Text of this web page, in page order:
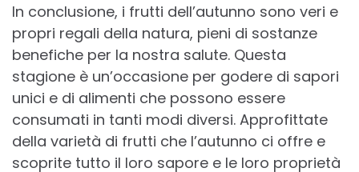
In conclusione, i frutti dell’autunno sono veri e
propri regali della natura, pieni di sostanze
benefiche per la nostra salute. Questa
stagione è un’occasione per godere di sapori
unici e di alimenti che possono essere
consumati in tanti modi diversi. Approfittate
della varietà di frutti che l’autunno ci offre e
scoprite tutto il loro sapore e le loro proprietà